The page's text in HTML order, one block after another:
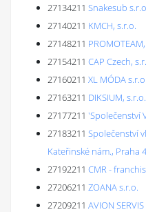
27134211 Snakesub
27140211 KMCH, s.r.o.
27148211
27154211 CAP Czech,
27160211 XL MÓDA s.r.o.
27163211 DIKSIUM, s.r.o.
27177211 'Společenství
27183211 Společenství
Kateřinské nám., Praha
27192211 CMR -
27206211 ZOANA s.r.o.
27209211 AVION